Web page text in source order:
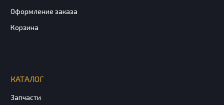
Оформление заказа
Корзина
КАТАЛОГ
Запчасти